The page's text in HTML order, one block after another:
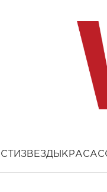
ЗВЕЗДЫ КРАСА